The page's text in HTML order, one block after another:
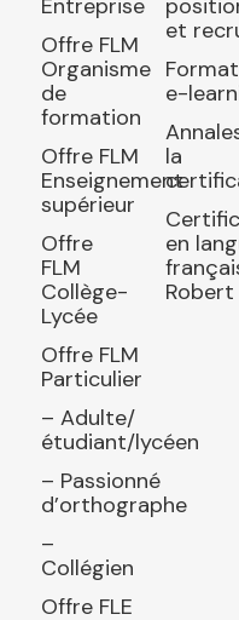
Entreprise
Offre FLM
Organisme
de
formation
Offre FLM
Enseignement
supérieur
Offre
FLM
Collège-
Lycée
Offre FLM
Particulier
– Adulte/
étudiant/lycéen
– Passionné
d’orthographe
–
Collégien
Offre FLE
et
e-
la
en
Robert